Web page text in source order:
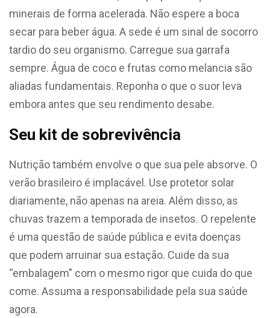
minerais de forma acelerada. Não espere a boca
secar para beber água. A sede é um sinal de socorro
tardio do seu organismo. Carregue sua garrafa
sempre. Água de coco e frutas como melancia são
aliadas fundamentais. Reponha o que o suor leva
embora antes que seu rendimento desabe.
Seu kit de sobrevivência
Nutrição também envolve o que sua pele absorve. O
verão brasileiro é implacável. Use protetor solar
diariamente, não apenas na areia. Além disso, as
chuvas trazem a temporada de insetos. O repelente
é uma questão de saúde pública e evita doenças
que podem arruinar sua estação. Cuide da sua
“embalagem” com o mesmo rigor que cuida do que
come. Assuma a responsabilidade pela sua saúde
agora.